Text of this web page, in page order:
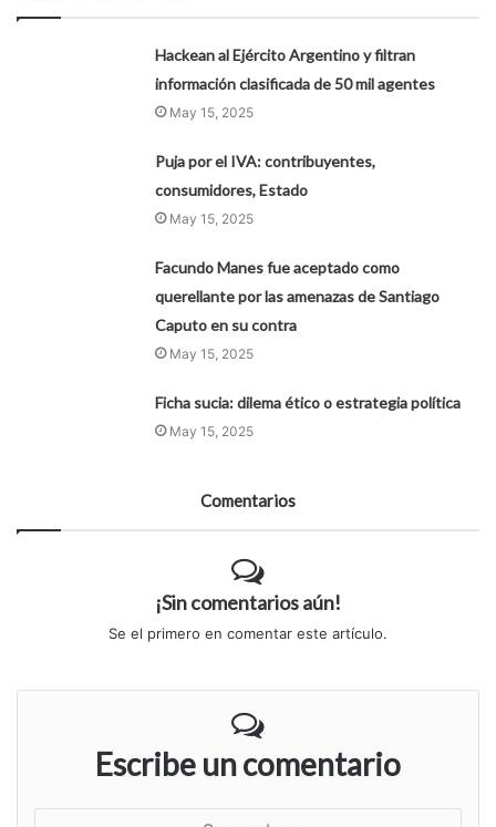
Hackean al Ejército Argentino y filtran
información clasificada de 50 mil agentes
May 15, 2025
Puja por el IVA: contribuyentes,
consumidores, Estado
May 15, 2025
Facundo Manes fue aceptado como
querellante por las amenazas de Santiago
Caputo en su contra
May 15, 2025
Ficha sucia: dilema ético o estrategia política
May 15, 2025
Comentarios
¡Sin comentarios aún!
Se el primero en comentar este artículo.
Escribe un comentario